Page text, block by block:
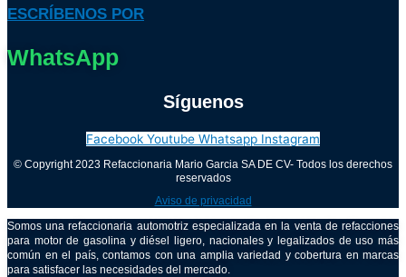
ESCRÍBENOS POR
WhatsApp
Síguenos
Facebook Youtube Whatsapp Instagram
© Copyright 2023 Refaccionaria Mario Garcia SA DE CV- Todos los derechos
reservados
Aviso de privacidad
Somos una refaccionaria automotriz especializada en la venta de refacciones
para motor de gasolina y diésel ligero, nacionales y legalizados de uso más
común en el país, contamos con una amplia variedad y cobertura en marcas
para satisfacer las necesidades del mercado.